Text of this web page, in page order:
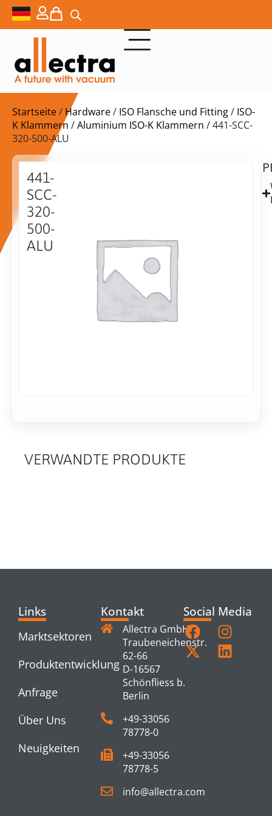
Startseite/ Hardware/ ISO Flansche und Fitting/ ISO-
K Klammern /Aluminium ISO-K Klammern / 441-SCC-
320-500-ALU
441-
SCC-
320-
500-
ALU
Einzelklauenklemme
$
vorrätig
VERWANDTE PRODUKTE
Links
Marktsektoren
Produktentwicklung
Anfrage
Über Uns
Neuigkeiten
Kontakt
Allectra GmbH
Traubeneichenstr.
62-66
D-16567
Schönfliess b.
Berlin
+49-33056
78778-0
+49-33056
78778-5
info@allectra.com
Social Media